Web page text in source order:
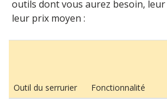
outils dont vous aurez besoin,
leur prix moyen :
Outil du serrurier Fonctionnalité